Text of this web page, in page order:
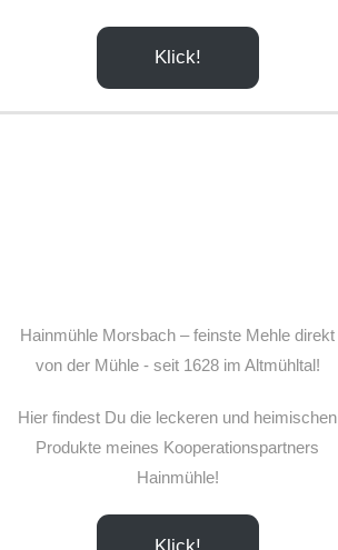
Klick!
Hainmühle Morsbach – feinste Mehle direkt
von der Mühle - seit 1628 im Altmühltal!
Hier findest Du die leckeren und heimischen
Produkte meines Kooperationspartners
Hainmühle!